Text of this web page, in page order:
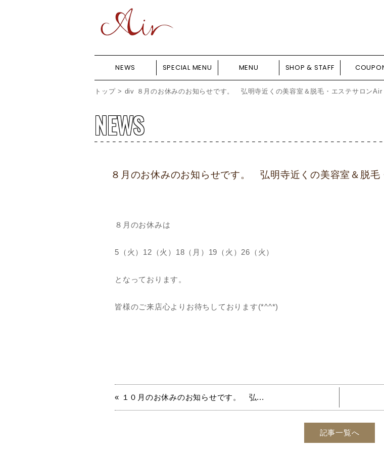
NEWS SPECIAL MENU MENU SHOP & STAFF
トップ> div ８月のお休みのお知らせです。 弘明寺近くの美容室＆脱毛・エステサロンAir
NEWS
８月のお休みのお知らせです。 弘明寺近くの美容室＆脱毛
８月のお休みは
5（火）12（火）18（月）19（火）26（火）
となっております。
皆様のご来店心よりお待ちしております(*^^*)
« １０月のお休みのお知らせです。 弘...
記事一覧へ